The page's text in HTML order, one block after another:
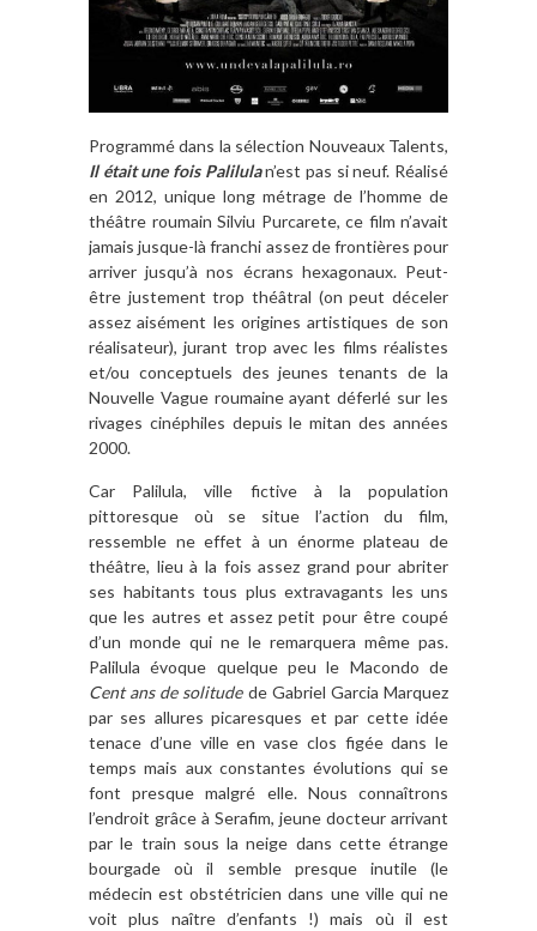
Programmé dans la sélection Nouveaux Talents,
Il était une fois Palilulan’est pas si neuf. Réalisé
en 2012, unique long métrage de l’homme de
théâtre roumain Silviu Purcarete, ce film n’avait
jamais jusque-là franchi assez de frontières pour
arriver jusqu’à nos écrans hexagonaux. Peut-
être justement trop théâtral (on peut déceler
assez aisément les origines artistiques de son
réalisateur), jurant trop avec les films réalistes
et/ou conceptuels des jeunes tenants de la
Nouvelle Vague roumaine ayant déferlé sur les
rivages cinéphiles depuis le mitan des années
2000.
Car Palilula, ville fictive à la population
pittoresque où se situe l’action du film,
ressemble ne effet à un énorme plateau de
théâtre, lieu à la fois assez grand pour abriter
ses habitants tous plus extravagants les uns
que les autres et assez petit pour être coupé
d’un monde qui ne le remarquera même pas.
Palilula évoque quelque peu le Macondo de
Cent ans de solitude de Gabriel Garcia Marquez
par ses allures picaresques et par cette idée
tenace d’une ville en vase clos figée dans le
temps mais aux constantes évolutions qui se
font presque malgré elle. Nous connaîtrons
l’endroit grâce à Serafim, jeune docteur arrivant
par le train sous la neige dans cette étrange
bourgade où il semble presque inutile (le
médecin est obstétricien dans une ville qui ne
voit plus naître d’enfants !) mais où il est